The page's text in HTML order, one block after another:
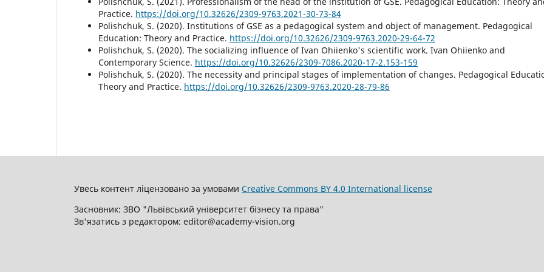
Practice. https://doi.org/10.32626/2309-9763.2021-30-73-84
Polishchuk, S. (2020). Institutions of GSE as a pedagogical system and object of management. Pedagogical
Education: Theory and Practice. https://doi.org/10.32626/2309-9763.2020-29-64-72
Polishchuk, S. (2020). The socializing influence of Ivan Ohiienko's scientific work. Ivan Ohiienko and
Contemporary Science. https://doi.org/10.32626/2309-7086.2020-17-2.153-159
Polishchuk, S. (2020). The necessity and principal stages of implementation of changes. Pedagogical
Theory and Practice. https://doi.org/10.32626/2309-9763.2020-28-79-86
Увесь контент ліцензовано за умовами Creative Commons BY 4.0 International license
Засновник: ЗВО "Львівський університет бізнесу та права"
Зв'язатись з редактором: editor@academy-vision.org